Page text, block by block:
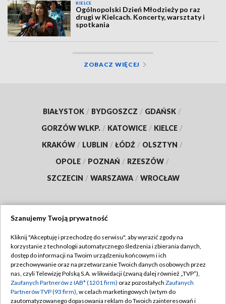
KIELCE
Ogólnopolski Dzień Młodzieży po raz
drugi w Kielcach. Koncerty, warsztaty i
spotkania
ZOBACZ WIĘCEJ
BIAŁYSTOK / BYDGOSZCZ / GDAŃSK /
GORZÓW WLKP. / KATOWICE / KIELCE /
KRAKÓW / LUBLIN / ŁÓDŹ / OLSZTYN /
OPOLE / POZNAŃ / RZESZÓW /
SZCZECIN / WARSZAWA / WROCŁAW
TVP
Abonament TVP
Emisja w TVP
Centrum informacji TVP
Regulamin TVP
Polityka prywatności
Moje zgody
Szanujemy Twoją prywatność
Kliknij "Akceptuję i przechodzę do serwisu", aby wyrazić zgody na
korzystanie z technologii automatycznego śledzenia i zbierania danych,
dostęp do informacji na Twoim urządzeniu końcowym i ich
przechowywanie oraz na przetwarzanie Twoich danych osobowych przez
nas, czyli Telewizję Polską S.A. w likwidacji (zwaną dalej również „TVP”),
Zaufanych Partnerów z IAB* (1201 firm) oraz pozostałych Zaufanych
Partnerów TVP (93 firm), w celach marketingowych (w tym do
zautomatyzowanego dopasowania reklam do Twoich zainteresowań i